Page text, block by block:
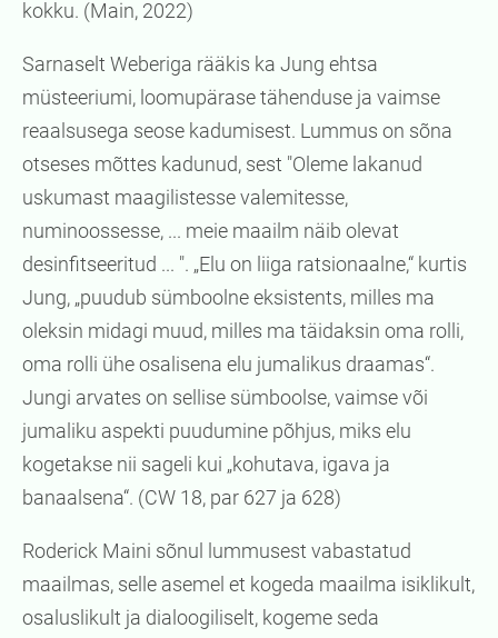
kokku. (Main, 2022)
Sarnaselt Weberiga rääkis ka Jung ehtsa
müsteeriumi, loomupärase tähenduse ja vaimse
reaalsusega seose kadumisest. Lummus on sõna
otseses mõttes kadunud, sest "Oleme lakanud
uskumast maagilistesse valemitesse,
numinoossesse, ... meie maailm näib olevat
desinfitseeritud ... ". „Elu on liiga ratsionaalne,“ kurtis
Jung, „puudub sümboolne eksistents, milles ma
oleksin midagi muud, milles ma täidaksin oma rolli,
oma rolli ühe osalisena elu jumalikus draamas“.
Jungi arvates on sellise sümboolse, vaimse või
jumaliku aspekti puudumine põhjus, miks elu
kogetakse nii sageli kui „kohutava, igava ja
banaalsena“. (CW 18, par 627 ja 628)
Roderick Maini sõnul lummusest vabastatud
maailmas, selle asemel et kogeda maailma isiklikult,
osaluslikult ja dialoogiliselt, kogeme seda